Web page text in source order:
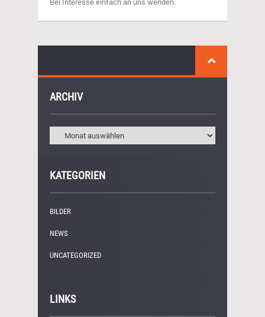
Bei Interesse einfach an uns wenden.
ARCHIV
KATEGORIEN
BILDER
NEWS
UNCATEGORIZED
LINKS